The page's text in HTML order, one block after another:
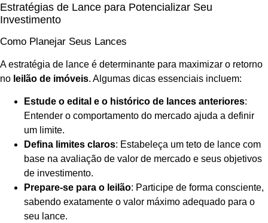
Estratégias de Lance para Potencializar Seu
Investimento
Como Planejar Seus Lances
A estratégia de lance é determinante para maximizar o retorno
no leilão de imóveis. Algumas dicas essenciais incluem:
Estude o edital e o histórico de lances anteriores:
Entender o comportamento do mercado ajuda a definir
um limite.
Defina limites claros: Estabeleça um teto de lance com
base na avaliação de valor de mercado e seus objetivos
de investimento.
Prepare-se para o leilão: Participe de forma consciente,
sabendo exatamente o valor máximo adequado para o
seu lance.